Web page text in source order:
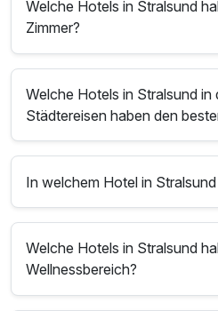
Welche Hotels in Stralsund
Zimmer?
Welche Hotels in Stralsund in
Städtereisen haben den
In welchem Hotel in
Welche Hotels in Stralsund
Wellnessbereich?